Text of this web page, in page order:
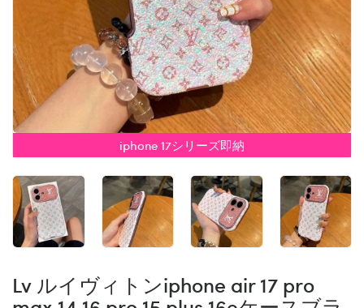
iphone 17シリーズ即納
Lv ルイヴィトンiphone air 17 pro